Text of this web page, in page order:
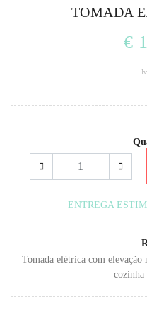
TOMADA
€
ENTREGA
Tomada elétrica com elevação
cozinha